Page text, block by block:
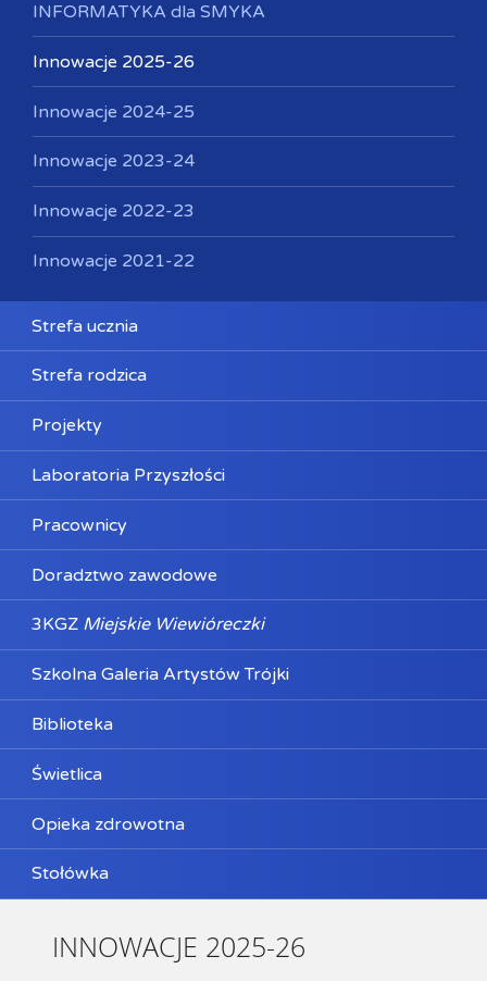
INFORMATYKA dla SMYKA
Innowacje 2025-26
Innowacje 2024-25
Innowacje 2023-24
Innowacje 2022-23
Innowacje 2021-22
Strefa ucznia
Strefa rodzica
Projekty
Laboratoria Przyszłości
Pracownicy
Doradztwo zawodowe
3KGZ Miejskie Wiewióreczki
Szkolna Galeria Artystów Trójki
Biblioteka
Świetlica
Opieka zdrowotna
Stołówka
INNOWACJE 2025-26